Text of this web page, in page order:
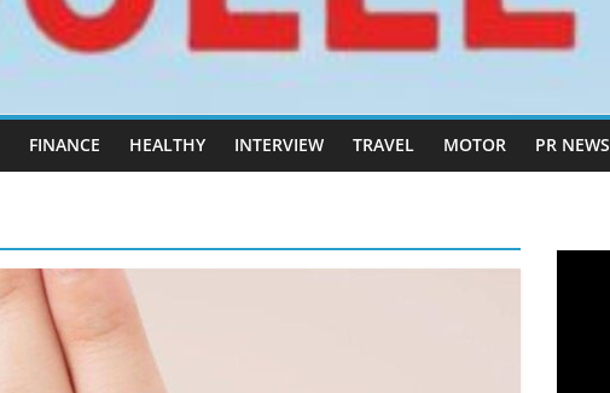
FINANCE HEALTHY INTERVIEW TRAVEL MOTOR PR NEWS